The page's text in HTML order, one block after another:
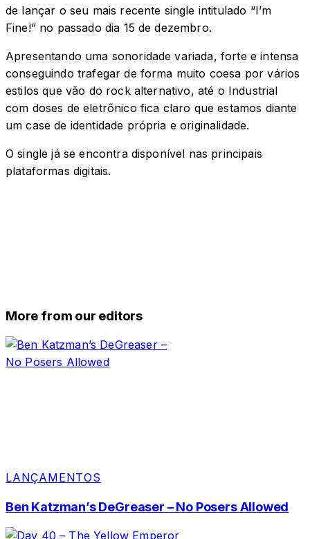
de lançar o seu mais recente single intitulado “I’m
Fine!” no passado dia 15 de dezembro.
Apresentando uma sonoridade variada, forte e intensa
conseguindo trafegar de forma muito coesa por vários
estilos que vão do rock alternativo, até o Industrial
com doses de eletrônico fica claro que estamos diante
um case de identidade própria e originalidade.
O single já se encontra disponível nas principais
plataformas digitais.
More from our editors
LANÇAMENTOS
Ben Katzman’s DeGreaser – No Posers Allowed